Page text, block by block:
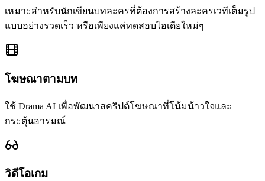
เหมาะสำหรับนักเขียนบทละครที่ต้องการสร้างละครเวทีเต็มรูป
แบบอย่างรวดเร็ว หรือเพียงแค่ทดสอบไอเดียใหม่ๆ
โฆษณาตามบท
ใช้ Drama AI เพื่อพัฒนาสคริปต์โฆษณาที่โน้มน้าวใจและ
กระตุ้นอารมณ์
วิดีโอเกม